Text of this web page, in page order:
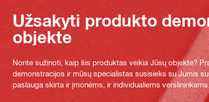
Užsakyti produkto
objekte
Norite sužinoti, kaip šis produktas veikia Jūsų objekte?
demonstracijos ir mūsų specialistas susisieks su Jumis
paslauga skirta ir įmonėms, ir individualiems verslininkams.